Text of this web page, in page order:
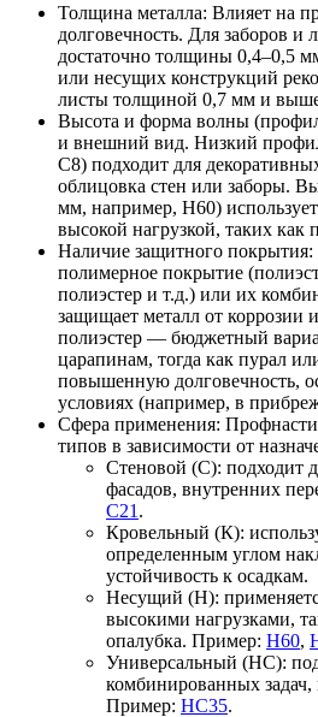
Толщина металла: Влияет на
долговечность. Для заборов и
достаточно толщины 0,4–0,5
или несущих конструкций
листы толщиной 0,7 мм и
Высота и форма волны
и внешний вид. Низкий
С8) подходит для
облицовка стен или заборы.
мм, например, Н60)
высокой нагрузкой, таких как
Наличие защитного
полимерное покрытие
полиэстер и т.д.) или их
защищает металл от коррозии
полиэстер — бюджетный
царапинам, тогда как пурал
повышенную долговечность,
условиях (например, в
Сфера применения:
типов в зависимости от
Стеновой (С): подходит
фасадов, внутренних
С21 .
Кровельный (К):
определенным углом
устойчивость к осадкам.
Несущий (Н):
высокими нагрузками,
опалубка. Пример: Н60,
Универсальный (НС):
комбинированных
Пример: НС35.